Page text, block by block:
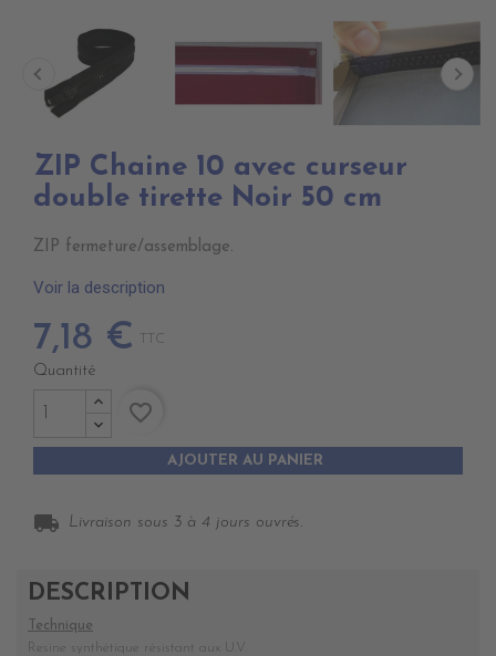
ZIP Chaine 10 avec curseur
double tirette Noir 50 cm
ZIP fermeture/assemblage.
Voir la description
7,18 € TTC
Quantité
AJOUTER AU PANIER
favorite_border
local_shipping Livraison sous 3 à 4 jours ouvrés.
DESCRIPTION
Technique
Resine synthétique résistant aux U.V.